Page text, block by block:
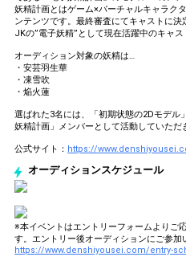
妖精計画とはゲーム×バーチャルキャラク
ンテンツです。最終審査にてキャストに
JKの”電子妖精”として現在活躍中のキャ
オーディション対象の妖精は…
・安芸羽生華
・凍雪吹
・焔火蓮
選ばれた3名には、「初期状態の2Dモデル
妖精計画」メンバーとして活動していただ
公式サイト： https://
オーディションスケジュール
※本イベントはエントリーフォームよりご
す。エントリー後オーディションにご参加
https://www.denshiyousei.com/entry-